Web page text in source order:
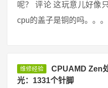
呢？ 评论 这玩意儿好像
cpu的盖子是铜的吗。。
维修经验
CPUAMD Zen
光：1331个针脚